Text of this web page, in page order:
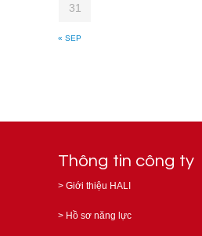
« SEP
31
Thông tin công ty
> Giới thiệu HALI
> Hồ sơ năng lực